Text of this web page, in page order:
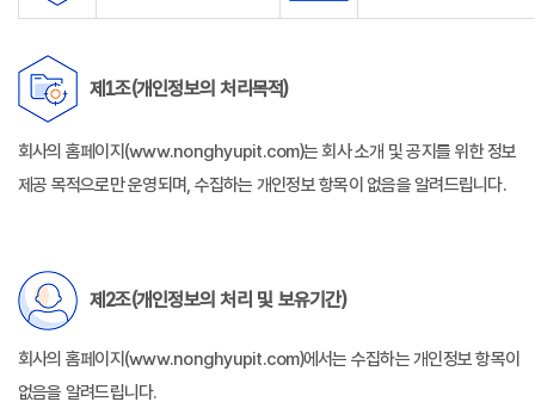
제1조(개인정보의 처리목적)
회사의 홈페이지(www.nonghyupit.com)는 회사 소개 및 공지를 위한 정보
제공 목적으로만 운영되며, 수집하는 개인정보 항목이 없음을 알려드립니다.
제2조(개인정보의 처리 및 보유기간)
회사의 홈페이지(www.nonghyupit.com)에서는 수집하는 개인정보 항목이
없음을 알려드립니다.